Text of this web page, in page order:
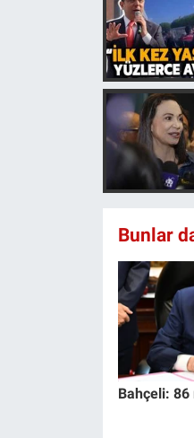
Bunlar
Bahçeli:
Yerel Gündem
Yerel Yaşam
Canlı Yayın